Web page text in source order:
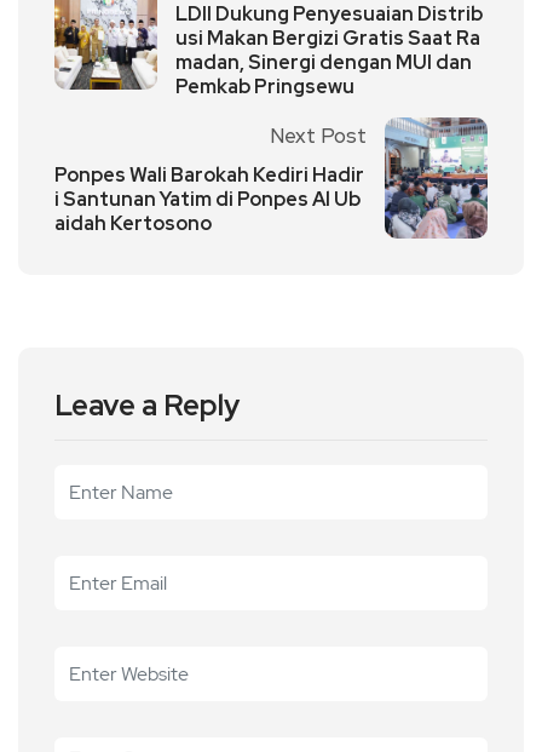
LDII Dukung Penyesuaian Distrib
usi Makan Bergizi Gratis Saat Ra
madan, Sinergi dengan MUI dan
Pemkab Pringsewu
Next Post
Ponpes Wali Barokah Kediri Hadir
i Santunan Yatim di Ponpes Al Ub
aidah Kertosono
Leave a Reply